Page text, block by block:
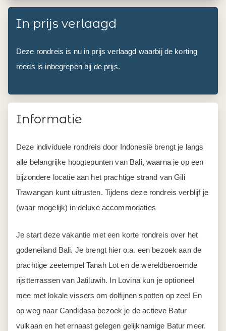
In prijs verlaagd
Deze rondreis is nu in prijs verlaagd waarbij de korting
reeds is inbegrepen bij de prijs.
Informatie
Deze individuele rondreis door Indonesië brengt je langs
alle belangrijke hoogtepunten van Bali, waarna je op een
bijzondere locatie aan het prachtige strand van Gili
Trawangan kunt uitrusten. Tijdens deze rondreis verblijf je
(waar mogelijk) in deluxe accommodaties
Je start deze vakantie met een korte rondreis over het
godeneiland Bali. Je brengt hier o.a. een bezoek aan de
prachtige zeetempel Tanah Lot en de wereldberoemde
rijstterrassen van Jatiluwih. In Lovina kun je optioneel
mee met lokale vissers om dolfijnen spotten op zee! En
op weg naar Candidasa bezoek je de actieve Batur
vulkaan en het ernaast gelegen gelijknamige Batur meer.